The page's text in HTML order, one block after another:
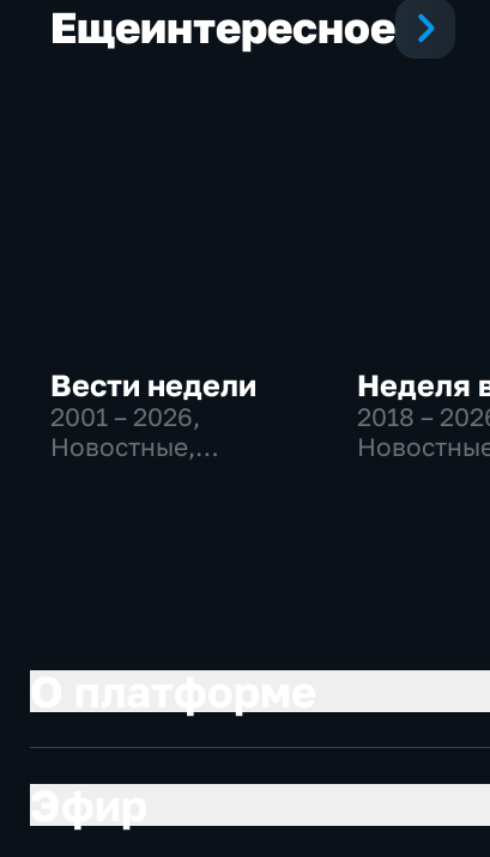
Ещеинтересное
Вести недели
2001 – 2026,
Новостные,
Неделя
2018 –